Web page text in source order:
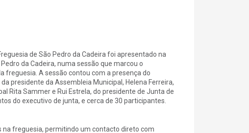
de São Pedro da Cadeira foi apresentado na
da Cadeira, numa sessão que marcou o
freguesia. A sessão contou com a presença do
presidente da Assembleia Municipal, Helena Ferreira,
Rita Sammer e Rui Estrela, do presidente de Junta de
do executivo de junta, e cerca de 30 participantes.
freguesia, permitindo um contacto direto com